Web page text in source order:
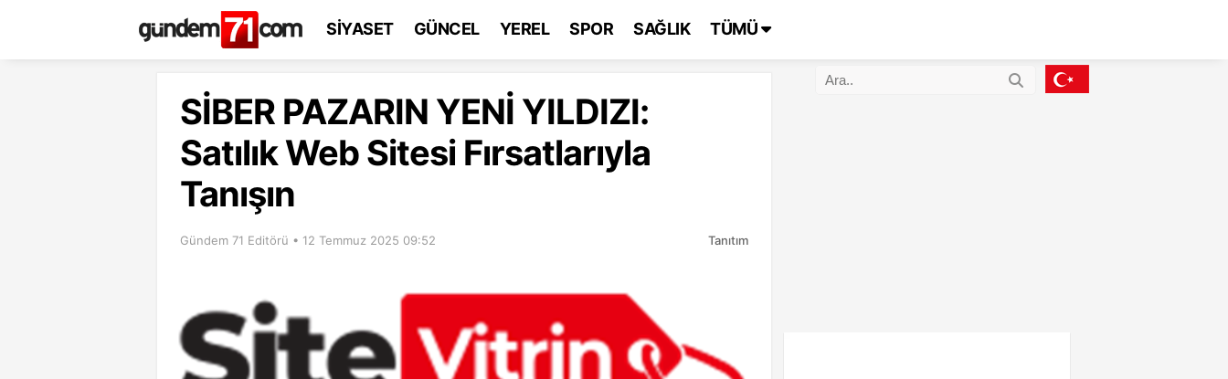
SİYASET GÜNCEL YEREL SPOR SAĞLIK TÜMÜ
SİBER PAZARIN YENİ YILDIZI:
Satılık Web Sitesi Fırsatlarıyla
Tanışın
Gündem 71 Editörü • 12 Temmuz 2025 09:52 Tanıtım